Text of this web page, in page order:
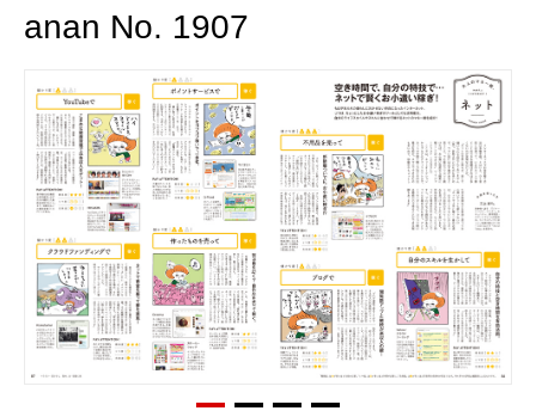
anan No. 1907